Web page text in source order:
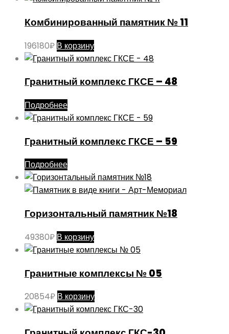
Комбинированный памятник № 11
196180₽ В корзину
Гранитный комплекс ГКСЕ – 48
Подробнее
Гранитный комплекс ГКСЕ – 59
Подробнее
Горизонтальный памятник №18
49380₽ В корзину
Гранитные комплексы № 05
20854₽ В корзину